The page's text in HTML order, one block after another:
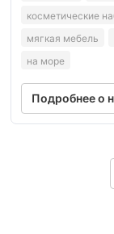
косметические
мягкая мебель
на море
Подробнее о